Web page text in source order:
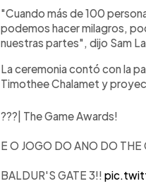
"Cuando más de 100
podemos hacer milagros,
nuestras partes", dijo Sam
La ceremonia contó con la
Timothee Chalamet y
???| The Game Awards!
E O JOGO DO ANO DO THE
BALDUR'S GATE 3!!